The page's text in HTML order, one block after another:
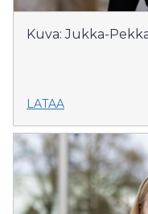
Kuva: Jukka-
LATAA